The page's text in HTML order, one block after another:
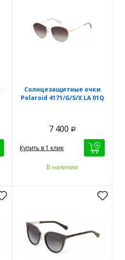
Солнцезащитные очки
Polaroid 4171/G/S/X LA 01Q
7 400 Р
Купить в 1 клик
В наличии